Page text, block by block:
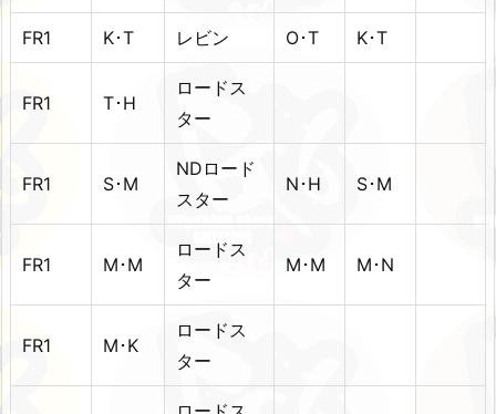
FR1 K･T レビン O･T K･T
FR1 T･H
ロードス
ター
FR1 S･M
NDロード
スター
N･H S･M
FR1 M･M
ロードス
ター
M･M M･N
FR1 M･K
ロードス
ター